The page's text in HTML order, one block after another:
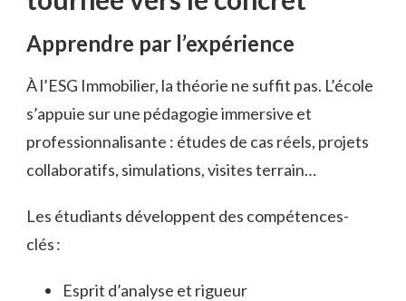
Apprendre par l’expérience
À l’ESG Immobilier, la théorie ne suffit pas. L’école
s’appuie sur une pédagogie immersive et
professionnalisante : études de cas réels, projets
collaboratifs, simulations, visites terrain…
Les étudiants développent des compétences-
clés :
Esprit d’analyse et rigueur